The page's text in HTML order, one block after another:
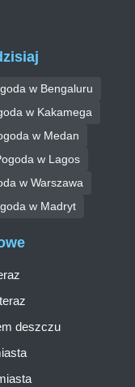
w Bengaluru
w Kakamega
w Medan
w Lagos
w Warszawa
w Madryt
deszczu